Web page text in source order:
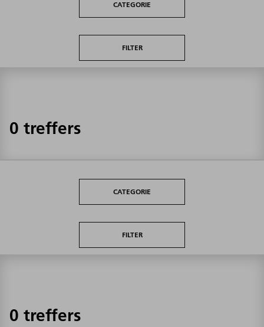
CATEGORIE
FILTER
0 treffers
CATEGORIE
FILTER
0 treffers